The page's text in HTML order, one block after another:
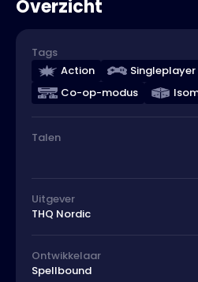
Overzicht
Tags
Action
Singleplayer
Co-op-modus
Talen
Uitgever
THQ Nordic
Ontwikkelaar
Spellbound